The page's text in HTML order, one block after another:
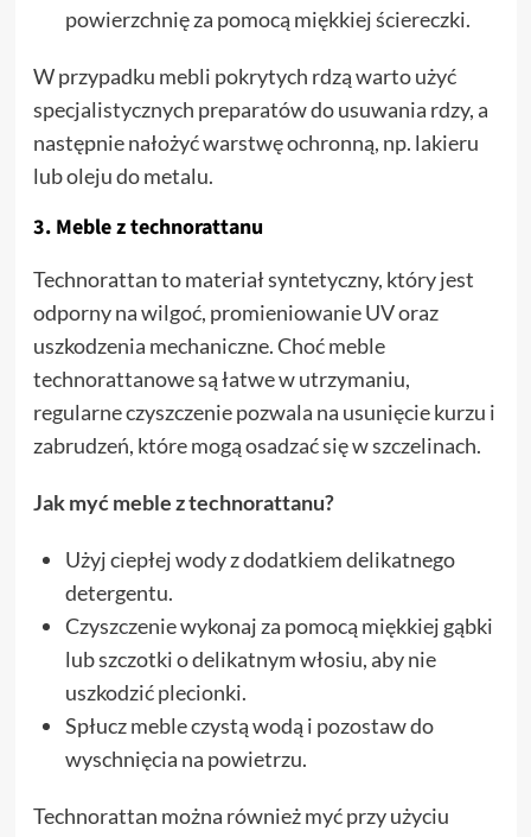
powierzchnię za pomocą miękkiej ściereczki.
W przypadku mebli pokrytych rdzą warto użyć
specjalistycznych preparatów do usuwania rdzy, a
następnie nałożyć warstwę ochronną, np. lakieru
lub oleju do metalu.
3. Meble z technorattanu
Technorattan to materiał syntetyczny, który jest
odporny na wilgoć, promieniowanie UV oraz
uszkodzenia mechaniczne. Choć meble
technorattanowe są łatwe w utrzymaniu,
regularne czyszczenie pozwala na usunięcie kurzu i
zabrudzeń, które mogą osadzać się w szczelinach.
Jak myć meble z technorattanu?
Użyj ciepłej wody z dodatkiem delikatnego
detergentu.
Czyszczenie wykonaj za pomocą miękkiej gąbki
lub szczotki o delikatnym włosiu, aby nie
uszkodzić plecionki.
Spłucz meble czystą wodą i pozostaw do
wyschnięcia na powietrzu.
Technorattan można również myć przy użyciu